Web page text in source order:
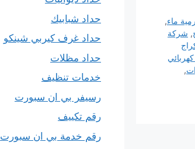
ماء,
, شركة
,
حداد شبابيك
حداد غرف كيربي شينكو
حداد مظلات
خدمات تنظيف
رسيفر بي ان سبورت
رقم تكييف
رقم خدمة بي ان سبورت